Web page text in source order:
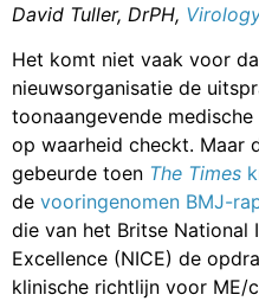
David Tuller, DrPH,
Het komt niet vaak voor
nieuwsorganisatie de
toonaangevende
op waarheid checkt. Maar
gebeurde toen The Times
de vooringenomen BMJ-
die van het Britse National
Excellence (NICE) de
klinische richtlijn voor ME/